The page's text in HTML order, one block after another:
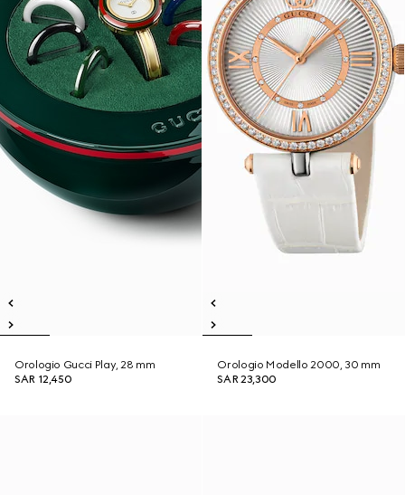
Orologio Gucci Play, 28 mm
SAR 12,450
Orologio Modello 2000, 30 mm
SAR 23,300